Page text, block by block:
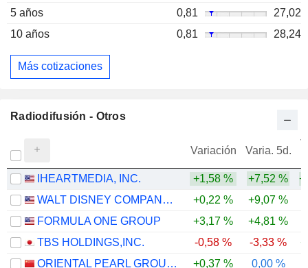
5 años
0,81
27,02
10 años
0,81 28,24
Más cotizaciones
Radiodifusión - Otros
Variación Varia. 5d.
IHEARTMEDIA, INC. +1,58 % +7,52 %
WALT DISNEY COMPANY (THE)
+0,22 % +9,07 %
FORMULA ONE GROUP
+3,17 % +4,81 %
TBS HOLDINGS,INC.
-0,58 % -3,33 %
ORIENTAL PEARL GROUP CO.,LTD.
+0,37 % 0,00 %